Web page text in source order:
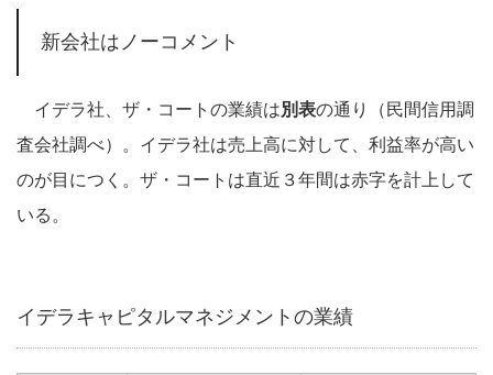
新会社はノーコメント
イデラ社、ザ・コートの業績は別表の通り（民間信用調
査会社調べ）。イデラ社は売上高に対して、利益率が高い
のが目につく。ザ・コートは直近３年間は赤字を計上して
いる。
イデラキャピタルマネジメントの業績